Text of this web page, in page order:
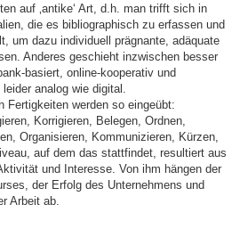
auf ‚antike‘ Art, d.h. man trifft sich in
die es bibliographisch zu erfassen und
um dazu individuell prägnante, adäquate
Anderes geschieht inzwischen besser
basiert, online-kooperativ und
analog wie digital.
Fertigkeiten werden so eingeübt:
Korrigieren, Belegen, Ordnen,
Organisieren, Kommunizieren, Kürzen,
auf dem das stattfindet, resultiert aus
und Interesse. Von ihm hängen der
der Erfolg des Unternehmens und
Arbeit ab.